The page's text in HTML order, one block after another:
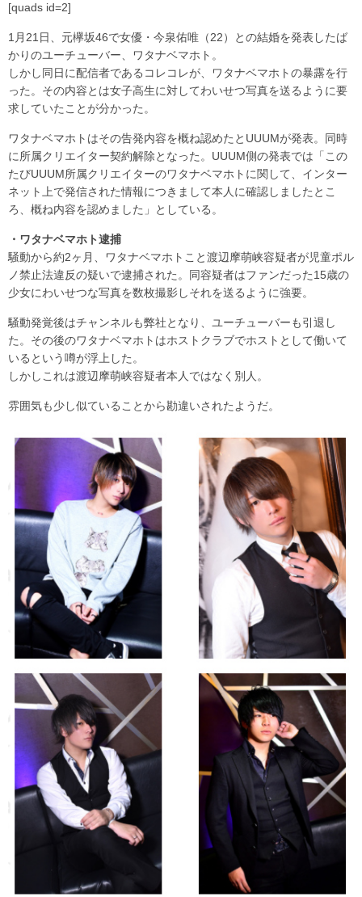
[quads id=2]
1月21日、元欅坂46で女優・今泉佑唯（22）との結婚を発表したば
かりのユーチューバー、ワタナベマホト。
しかし同日に配信者であるコレコレが、ワタナベマホトの暴露を行
った。その内容とは女子高生に対してわいせつ写真を送るように要
求していたことが分かった。
ワタナベマホトはその告発内容を概ね認めたとUUUMが発表。同時
に所属クリエイター契約解除となった。UUUM側の発表では「この
たびUUUM所属クリエイターのワタナベマホトに関して、インター
ネット上で発信された情報につきまして本人に確認しましたとこ
ろ、概ね内容を認めました」としている。
・ワタナベマホト逮捕
騒動から約2ヶ月、ワタナベマホトこと渡辺摩萌峡容疑者が児童ポル
ノ禁止法違反の疑いで逮捕された。同容疑者はファンだった15歳の
少女にわいせつな写真を数枚撮影しそれを送るように強要。
騒動発覚後はチャンネルも弊社となり、ユーチューバーも引退し
た。その後のワタナベマホトはホストクラブでホストとして働いて
いるという噂が浮上した。
しかしこれは渡辺摩萌峡容疑者本人ではなく別人。
雰囲気も少し似ていることから勘違いされたようだ。